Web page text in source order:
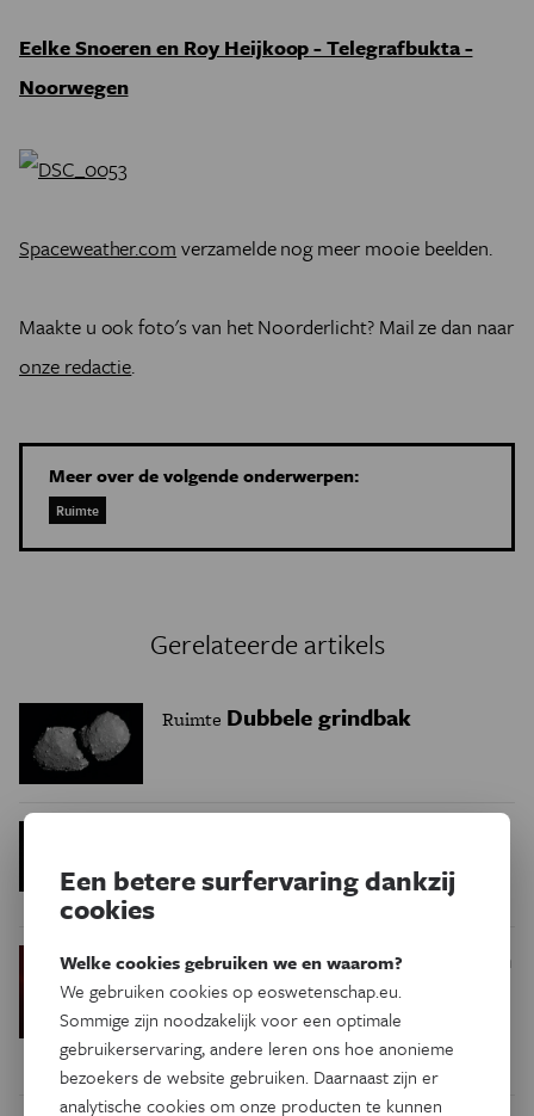
Eelke Snoeren en Roy Heijkoop- Telegrafbukta -
Noorwegen
Spaceweather.com verzamelde nog meer mooie beelden.
Maakte u ook foto's van het Noorderlicht? Mail ze dan naar
onze redactie.
Meer over de volgende onderwerpen:
Ruimte
Gerelateerde artikels
Ruimte Dubbele grindbak
moment voor wetenschappelijke
experimenten
RuimteRoterend planetenstelsel in
wording
Een betere surfervaring dankzij
cookies
Welke cookies gebruiken we en waarom?
We gebruiken cookies op eoswetenschap.eu.
Sommige zijn noodzakelijk voor een optimale
gebruikerservaring, andere leren ons hoe anonieme
bezoekers de website gebruiken. Daarnaast zijn er
analytische cookies om onze producten te kunnen